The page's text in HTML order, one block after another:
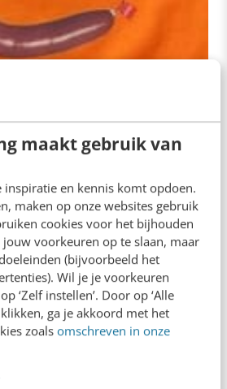
maakt gebruik van
inspiratie en kennis komt opdoen.
maken op onze websites gebruik
cookies voor het bijhouden
voorkeuren op te slaan, maar
(bijvoorbeeld het
Wil je je voorkeuren
‘Zelf instellen’. Door op ‘Alle
ga je akkoord met het
zoals omschreven in onze
3 soorten
die likes opleveren
hun Facebook posts is vaak
"Goh,
ons bericht ‘Filiaal in…